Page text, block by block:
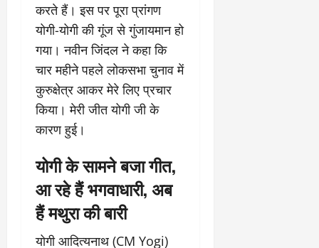
करते हैं। इस पर पूरा प्रांगण
योगी-योगी की गूंज से गुंजायमान हो
गया। नवीन जिंदल ने कहा कि
चार महीने पहले लोकसभा चुनाव में
कुरुक्षेत्र आकर मेरे लिए प्रचार
किया। मेरी जीत योगी जी के
कारण हुई।
योगी के सामने बजा गीत,
आ रहे हैं भगवाधारी, अब
हैं मथुरा की बारी
योगी आदित्यनाथ (CM Yogi)